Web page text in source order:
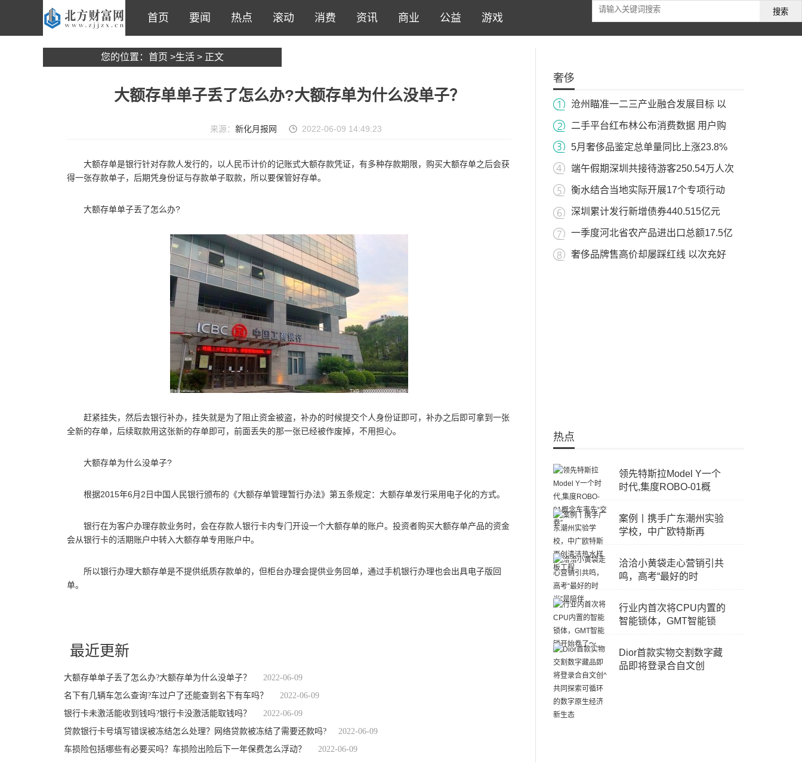
首页 要闻 热点 滚动 消费 资讯 商业 公益 游戏
搜索
您的位置： 首页 >生活 > 正文
大额存单单子丢了怎么办?大额存单为什么没单子？
来源： 新化月报网 2022-06-09 14:49:23
大额存单是银行针对存款人发行的，以人民币计价的记账式大额存款凭证，有多种存款期限，购买大额存单之后会获
得一张存款单子，后期凭身份证与存款单子取款，所以要保管好存单。
大额存单单子丢了怎么办?
赶紧挂失，然后去银行补办，挂失就是为了阻止资金被盗，补办的时候提交个人身份证即可，补办之后即可拿到一张
全新的存单，后续取款用这张新的存单即可，前面丢失的那一张已经被作废掉，不用担心。
大额存单为什么没单子?
根据2015年6月2日中国人民银行颁布的《大额存单管理暂行办法》第五条规定：大额存单发行采用电子化的方式。
银行在为客户办理存款业务时，会在存款人银行卡内专门开设一个大额存单的账户。投资者购买大额存单产品的资金
会从银行卡的活期账户中转入大额存单专用账户中。
所以银行办理大额存单是不提供纸质存款单的，但柜台办理会提供业务回单，通过手机银行办理也会出具电子版回
单。
最近更新
大额存单单子丢了怎么办?大额存单为什么没单子？
2022-06-09
名下有几辆车怎么查询?车过户了还能查到名下有车吗？
2022-06-09
银行卡未激活能收到钱吗?银行卡没激活能取钱吗？
2022-06-09
贷款银行卡号填写错误被冻结怎么处理？网络贷款被冻结了需要还款吗?
2022-06-09
车损险包括哪些有必要买吗？车损险出险后下一年保费怎么浮动？
2022-06-09
奢侈
沧州瞄准一二三产业融合发展目标 以
二手平台红布林公布消费数据 用户购
5月奢侈品鉴定总单量同比上涨23.8%
端午假期深圳共接待游客250.54万人次
衡水结合当地实际开展17个专项行动
深圳累计发行新增债券440.515亿元
一季度河北省农产品进出口总额17.5亿
奢侈品牌售高价却屡踩红线 以次充好
热点
领先特斯拉Model Y一个
时代,集度ROBO-01概
案例丨携手广东潮州实验
学校，中广欧特斯再
洽洽小黄袋走心营销引共
鸣，高考“最好的时
行业内首次将CPU内置的
智能锁体，GMT智能锁
Dior首款实物交割数字藏
品即将登录合自文创